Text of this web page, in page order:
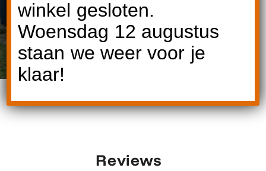
Reviews
winkel gesloten.
Woensdag 12 augustus
staan we weer voor je
klaar!